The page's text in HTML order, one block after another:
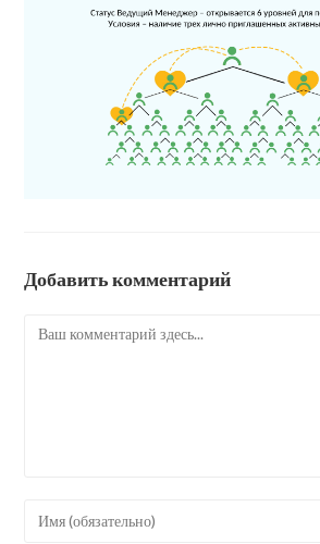
Добавить комментарий
Комментарий
Введите